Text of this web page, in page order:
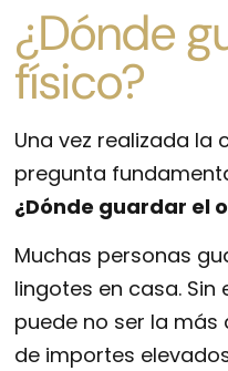
¿Dónde
físico?
Una vez realizada la
pregunta
¿Dónde guardar el
Muchas personas
lingotes en casa.
puede no ser la
de importes